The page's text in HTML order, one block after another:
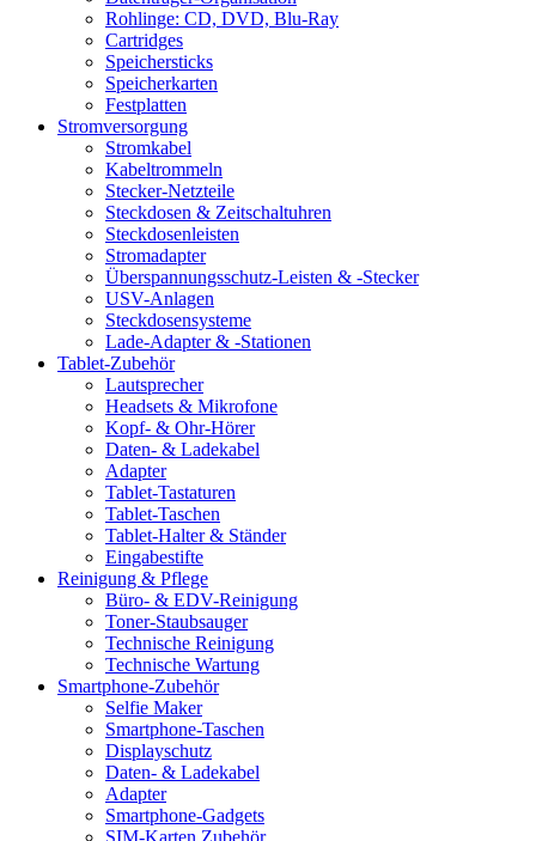
Rohlinge: CD, DVD, Blu-Ray
Cartridges
Speichersticks
Speicherkarten
Festplatten
Stromversorgung
Stromkabel
Kabeltrommeln
Stecker-Netzteile
Steckdosen & Zeitschaltuhren
Steckdosenleisten
Stromadapter
Überspannungsschutz-Leisten & -Stecker
USV-Anlagen
Steckdosensysteme
Lade-Adapter & -Stationen
Tablet-Zubehör
Lautsprecher
Headsets & Mikrofone
Kopf- & Ohr-Hörer
Daten- & Ladekabel
Adapter
Tablet-Tastaturen
Tablet-Taschen
Tablet-Halter & Ständer
Eingabestifte
Reinigung & Pflege
Büro- & EDV-Reinigung
Toner-Staubsauger
Technische Reinigung
Technische Wartung
Smartphone-Zubehör
Selfie Maker
Smartphone-Taschen
Displayschutz
Daten- & Ladekabel
Adapter
Smartphone-Gadgets
SIM-Karten Zubehör